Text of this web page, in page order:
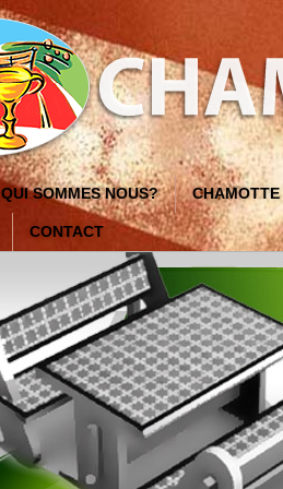
QUI SOMMES NOUS? CHAMOTTE
CONTACT